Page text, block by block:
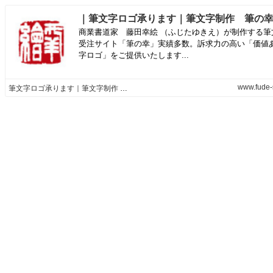
商業書道家 藤田幸絵 （ふじたゆきえ）が制作する筆
受注サイト「筆の幸」実績多数。訴求力の高い「価値
字ロゴ」をご提供いたします...
筆文字ロゴ承ります｜筆文字制作 筆の幸｜商業書道家 藤田幸絵